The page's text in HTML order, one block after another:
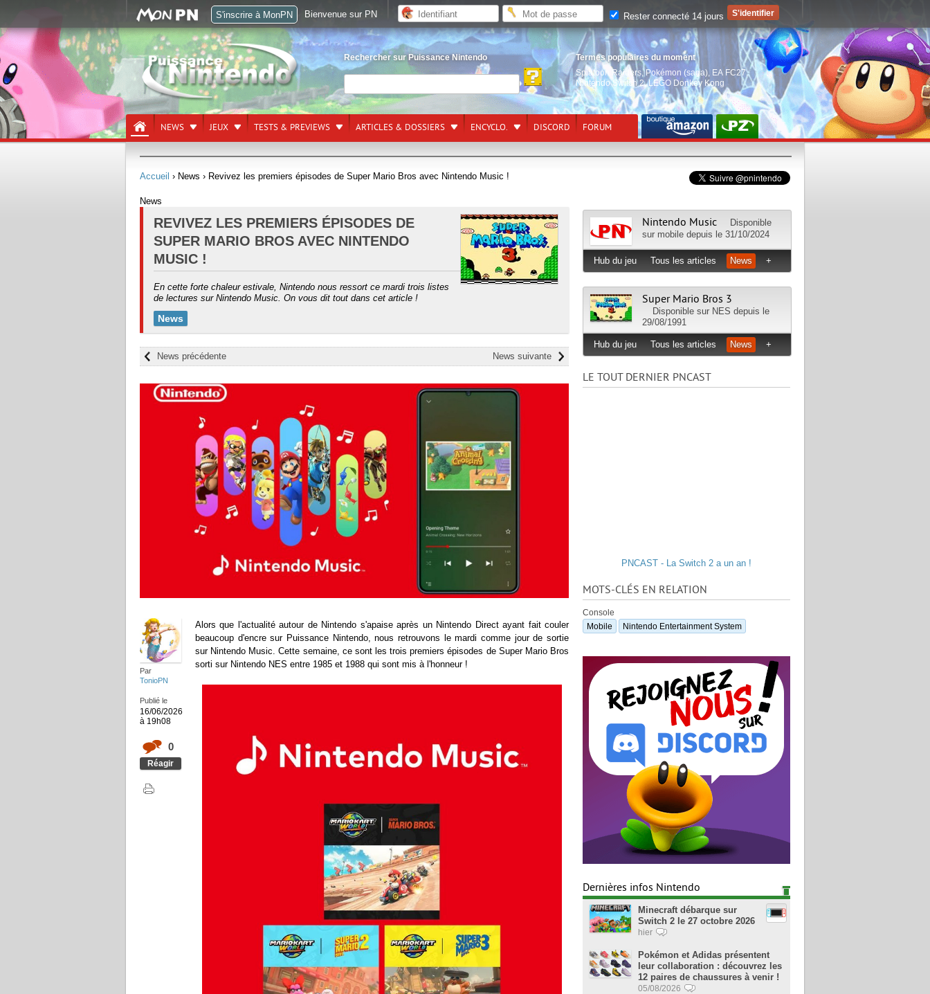
Rechercher sur Puissance Nintendo
Termes populaires du moment
Splatoon Raiders, Pokémon (saga) EA FC27,
Nintendo Switch 2,LEGO Donkey Kong
NEWS JEUX TESTS & PREVIEWS ARTICLES & DOSSIERS ENCYCLO. DISCORD FORUM
Accueil › News › Revivez les premiers épisodes de Super Mario Bros avec Nintendo Music !
News
REVIVEZ LES PREMIERS ÉPISODES DE
SUPER MARIO BROS AVEC NINTENDO
MUSIC !
En cette forte chaleur estivale, Nintendo nous ressort ce mardi trois listes
de lectures sur Nintendo Music. On vous dit tout dans cet article !
News
News suivante
News précédente
Par
TonioPN
Publié le
16/06/2026
à 19h08
0
Réagir
Alors que l'actualité autour de Nintendo s'apaise après un Nintendo Direct ayant fait couler
beaucoup d'encre sur Puissance Nintendo, nous retrouvons le mardi comme jour de sortie
sur Nintendo Music. Cette semaine, ce sont les trois premiers épisodes de Super Mario Bros
sorti sur Nintendo NES entre 1985 et 1988 qui sont mis à l'honneur !
Nintendo Music
Disponible
sur mobile depuis le 31/10/2024
Hub du jeu Tous les articles News +
Super Mario Bros 3
Disponible sur NES depuis le
29/08/1991
Hub du jeu Tous les articles News +
LE TOUT DERNIER PNCAST
PNCAST - La Switch 2 a un an !
MOTS-CLÉS EN RELATION
Console
Mobile
Nintendo Entertainment System
Dernières infos Nintendo
Minecraft débarque sur
Switch 2 le 27 octobre 2026
hier
Pokémon et Adidas présentent
leur collaboration : découvrez les
12 paires de chaussures à venir !
05/08/2026
S'inscrire à MonPN Bienvenue sur PN Rester connecté 14 jours